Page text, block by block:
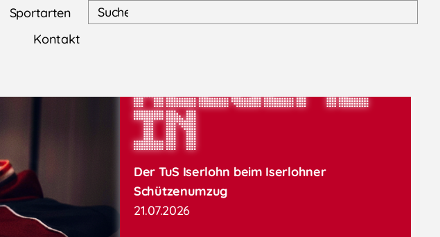
Sportarten
Kontakt
Allgeme
in
Der TuS Iserlohn beim Iserlohner
Schützenumzug
21.07.2026